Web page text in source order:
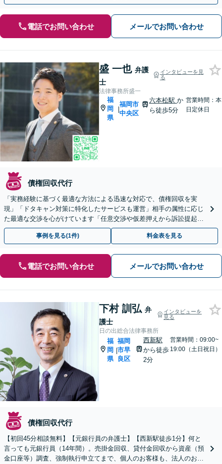
電話でお問い合わせ メールでお問い合わせ
盛 一也 弁護
士
インタビューを見
る
法律事務所盛一
福
岡
県
|
福岡市
中央区
六本松駅か
ら徒歩5分
営業時間：本
日定休日
債権回収代行
「実務経験に基づく最適な方法による迅速な対応で、債権回収を実
現」「ドタキャン対策に特化したサービスも運営」相手の属性に応じ
た最適な交渉を心がけています「任意交渉や仮差押えから訴訟提起、
強制執行まで対応」【WEB面談対応】【休日・夜間相談可】
事例を見る(1件) 料金表を見る
電話でお問い合わせ メールでお問い合わせ
下村 訓弘 弁
護士
インタビューを
見る
日の出総合法律事務所
福
岡
県
|
福岡
市早
良区
西新駅
から徒歩
2分
営業時間：09:00~
19:00（土日祝日）
債権回収代行
【初回45分相談無料】【元銀行員の弁護士】【西新駅徒歩1分】何と
言っても元銀行員（14年間）。売掛金回収、貸付金回収から資産（預
金口座等）調査、強制執行申立てまで、個人のお客様も、法人のお客